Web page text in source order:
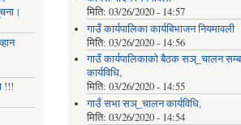
!!!
मिति:03/26/2020 - 14:57
गाउँ कार्यपालिका कार्यबिभाजन नियमावली
मिति:03/26/2020 - 14:56
गाउँ कार्यपालिकाको बैठक सञ्_चालन
कार्यविधि,
मिति:03/26/2020 - 14:55
गाउँ सभा सञ्_चालन कार्यविधि,
मिति:03/26/2020 - 14:54